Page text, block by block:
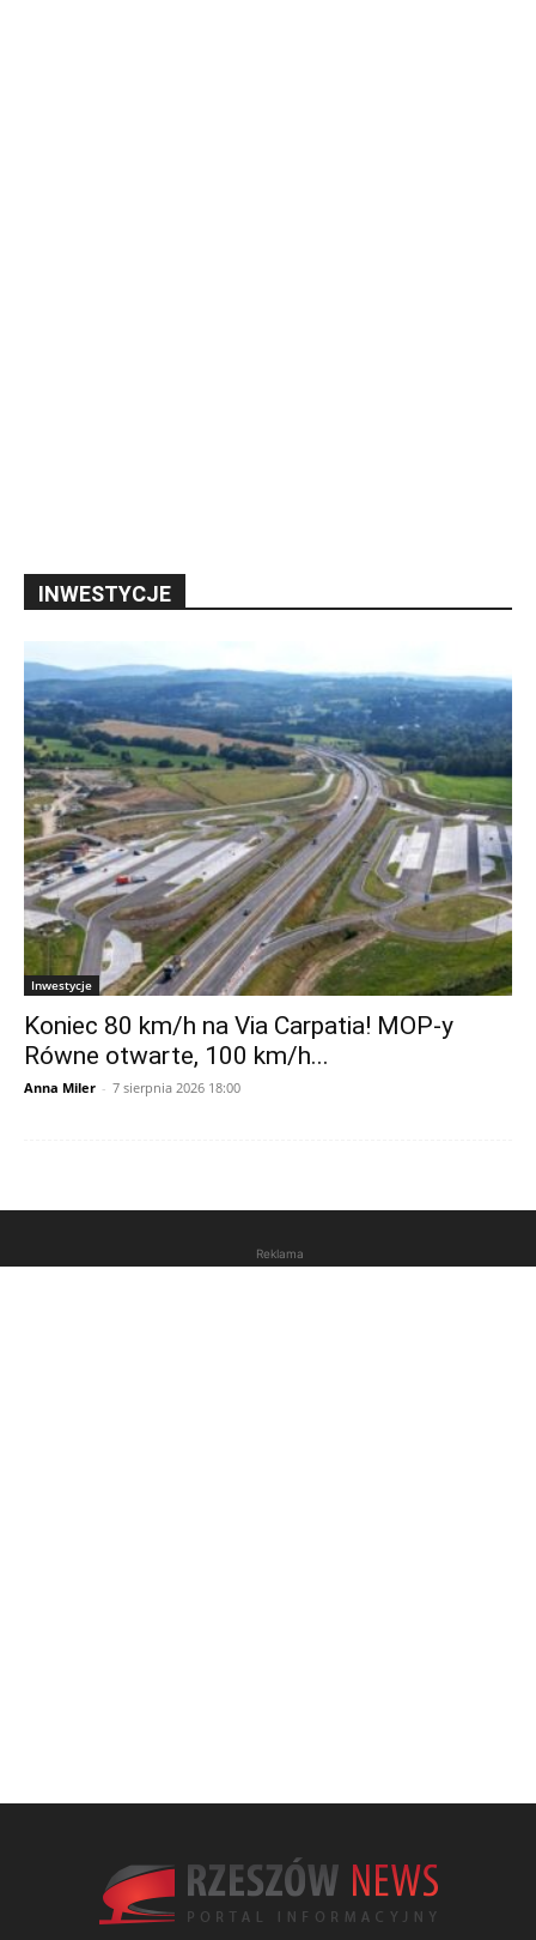
INWESTYCJE
Inwestycje
Koniec 80 km/h na Via Carpatia! MOP-y
Równe otwarte, 100 km/h...
Anna Miler - 7 sierpnia 2026 18:00
Reklama